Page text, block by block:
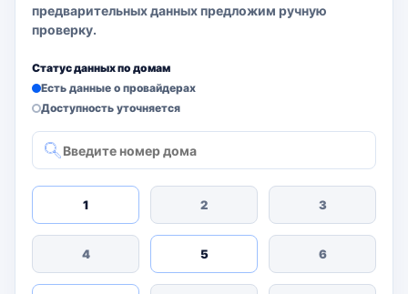
предварительных данных предложим ручную
проверку.
Статус данных по домам
Есть данные о провайдерах
Доступность уточняется
1 2 3
4 5 6